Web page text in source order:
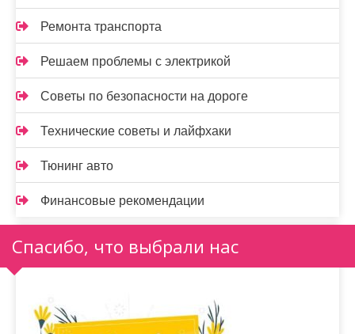
Ремонта транспорта
Решаем проблемы с электрикой
Советы по безопасности на дороге
Технические советы и лайфхаки
Тюнинг авто
Финансовые рекомендации
Спасибо, что выбрали нас